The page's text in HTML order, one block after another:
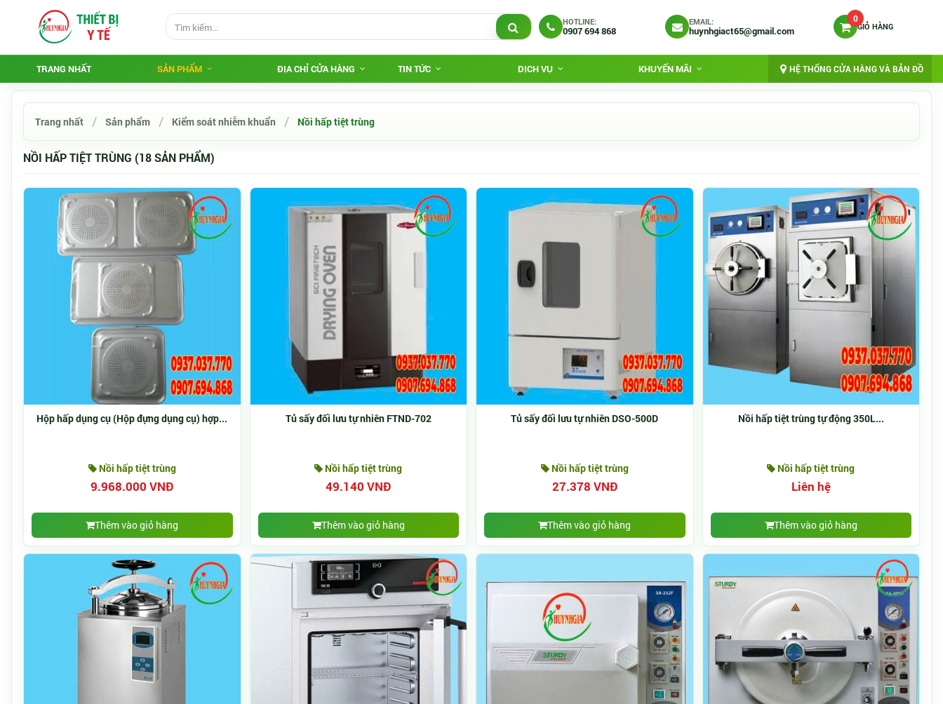
HOTLINE:
0907 694 868
EMAIL:
huynhgiact65@gmail.com
0
GIỎ HÀNG
TRANG NHẤT SẢN PHẨM ĐỊA CHỈ CỬA HÀNG TIN TỨC DỊCH VỤ KHUYẾN MÃI HỆ THỐNG CỬA HÀNG VÀ BẢN ĐỒ
Trang nhất Sản phẩm Kiểm soát nhiễm khuẩn Nồi hấp tiệt trùng
NỒI HẤP TIỆT TRÙNG (18 SẢN PHẨM)
Hộp hấp dụng cụ (Hộp đựng dụng cụ) hợp...
Nồi hấp tiệt trùng
9.968.000 VNĐ
Thêm vào giỏ hàng
Tủ sấy đối lưu tự nhiên FTND-702
Nồi hấp tiệt trùng
49.140 VNĐ
Thêm vào giỏ hàng
Tủ sấy đối lưu tự nhiên DSO-500D
Nồi hấp tiệt trùng
27.378 VNĐ
Thêm vào giỏ hàng
Nồi hấp tiệt trùng tự động 350L...
Nồi hấp tiệt trùng
Liên hệ
Thêm vào giỏ hàng